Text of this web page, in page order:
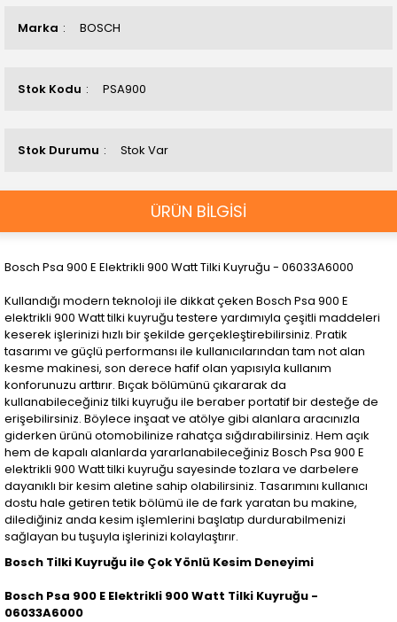
Marka BOSCH
Stok Kodu PSA900
Stok Durumu Stok Var
ÜRÜN BİLGİSİ
Bosch Psa 900 E Elektrikli 900 Watt Tilki Kuyruğu - 06033A6000
Kullandığı modern teknoloji ile dikkat çeken Bosch Psa 900 E
elektrikli 900 Watt tilki kuyruğu testere yardımıyla çeşitli maddeleri
keserek işlerinizi hızlı bir şekilde gerçekleştirebilirsiniz. Pratik
tasarımı ve güçlü performansı ile kullanıcılarından tam not alan
kesme makinesi, son derece hafif olan yapısıyla kullanım
konforunuzu arttırır. Bıçak bölümünü çıkararak da
kullanabileceğiniz tilki kuyruğu ile beraber portatif bir desteğe de
erişebilirsiniz. Böylece inşaat ve atölye gibi alanlara aracınızla
giderken ürünü otomobilinize rahatça sığdırabilirsiniz. Hem açık
hem de kapalı alanlarda yararlanabileceğiniz Bosch Psa 900 E
elektrikli 900 Watt tilki kuyruğu sayesinde tozlara ve darbelere
dayanıklı bir kesim aletine sahip olabilirsiniz. Tasarımını kullanıcı
dostu hale getiren tetik bölümü ile de fark yaratan bu makine,
dilediğiniz anda kesim işlemlerini başlatıp durdurabilmenizi
sağlayan bu tuşuyla işlerinizi kolaylaştırır.
Bosch Tilki Kuyruğu ile Çok Yönlü Kesim Deneyimi
Bosch Psa 900 E Elektrikli 900 Watt Tilki Kuyruğu -
06033A6000